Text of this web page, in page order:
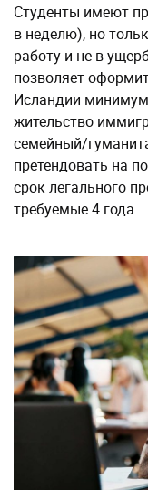
Студенты имеют
в неделю), но
работу и не в
позволяет
Исландии минимум
жительство
семейный/
претендовать на
срок легального
требуемые 4 года.